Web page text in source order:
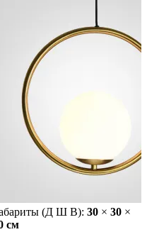
(Д Ш В): 30 × 30 ×
cм